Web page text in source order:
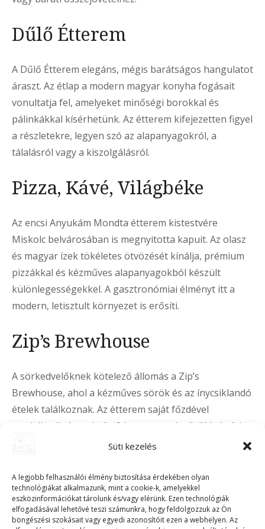
Süti kezelés
A legjobb felhasználói élmény biztosítása érdekében olyan
technológiákat alkalmazunk, mint a cookie-k, amelyekkel
eszközinformációkat tárolunk és/vagy elérünk. Ezen technológiák
elfogadásával lehetővé teszi számunkra, hogy feldolgozzuk az Ön
böngészési szokásait vagy egyedi azonosítóit ezen a webhelyen. Az
Dűlő Étterem
A Dűlő Étterem elegáns, mégis barátságos hangulatot
áraszt. Az étlap a modern magyar konyha fogásait
vonultatja fel, amelyeket minőségi borokkal és
pálinkákkal kísérhetünk. Az étterem kifejezetten figyel
a részletekre, legyen szó az alapanyagokról, a
tálalásról vagy a kiszolgálásról.
Pizza, Kávé, Világbéke
Az encsi Anyukám Mondta étterem kistestvére
Miskolc belvárosában is megnyitotta kapuit. Az olasz
és magyar ízek tökéletes ötvözését kínálja, prémium
pizzákkal és kézműves alapanyagokból készült
különlegességekkel. A gasztronómiai élményt itt a
modern, letisztult környezet is erősíti.
Zip’s Brewhouse
A sörkedvelőknek kötelező állomás a Zip’s
Brewhouse, ahol a kézműves sörök és az ínycsiklandó
ételek találkoznak. Az étterem saját főzdével
rendelkezik, így mindig frissen csapolt sörökkel várja
a vendégeket. A sörkorcsolyák mellett komoly étlap is
Rossita Étterem